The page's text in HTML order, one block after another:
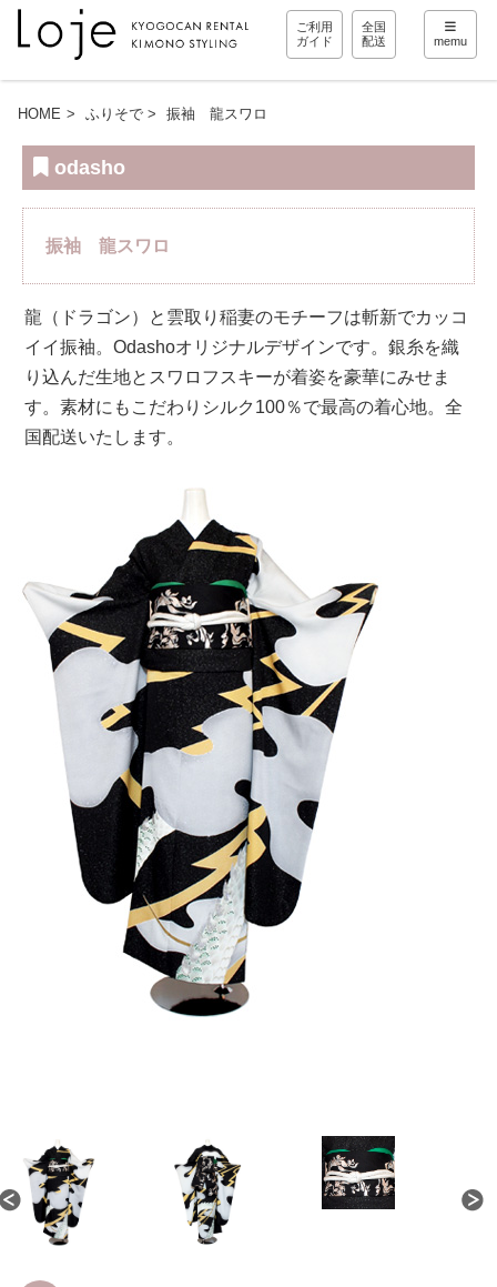
ご利用
ガイド
全国
配送
memu
HOME ふりそで 振袖 龍スワロ
odasho
振袖 龍スワロ
龍（ドラゴン）と雲取り稲妻のモチーフは斬新でカッコ
イイ振袖。Odashoオリジナルデザインです。銀糸を織
り込んだ生地とスワロフスキーが着姿を豪華にみせま
す。素材にもこだわりシルク100％で最高の着心地。全
国配送いたします。